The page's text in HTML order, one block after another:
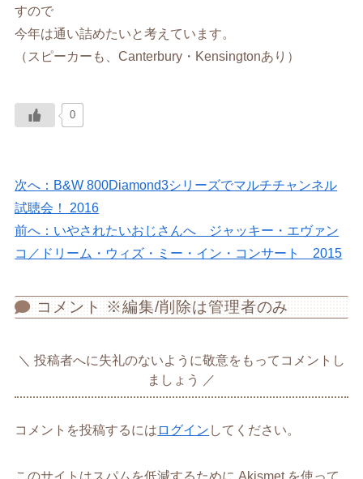
すので
今年は通い詰めたいと考えています。
（スピーカーも、Canterbury・Kensingtonあり）
0
次へ：B&W 800Diamond3シリーズでマルチチャンネル
試聴会！ 2016
前へ：いやされたいおじさんへ ジャッキー・エヴァン
コ／ドリーム・ウィズ・ミー・イン・コンサート 2015
コメント ※編集/削除は管理者のみ
投稿者へに失礼のないように敬意をもってコメントし
ましょう
コメントを投稿するには ログイン してください。